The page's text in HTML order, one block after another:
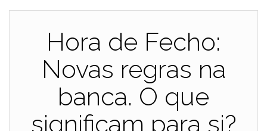
Hora de Fecho:
Novas regras na
banca. O que
significam para si?